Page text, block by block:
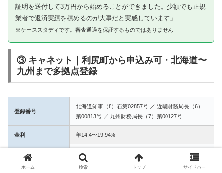
証明を送付して3万円から始めることができました。少額でも正規
業者で返済実績を積めるのが大事だと実感しています」
※ケーススタディです。審査通過を保証するものではありません
③ キャネット｜利尻町から申込み可・北海道〜
九州まで多拠点登録
登録番号
北海道知事（8）石第02857号 ／ 近畿財務局長（6）
第00813号 ／ 九州財務局長（7）第00127号
金利 年14.4〜19.94%
融資額 1万〜50万円
ホーム 検索 トップ サイドバー